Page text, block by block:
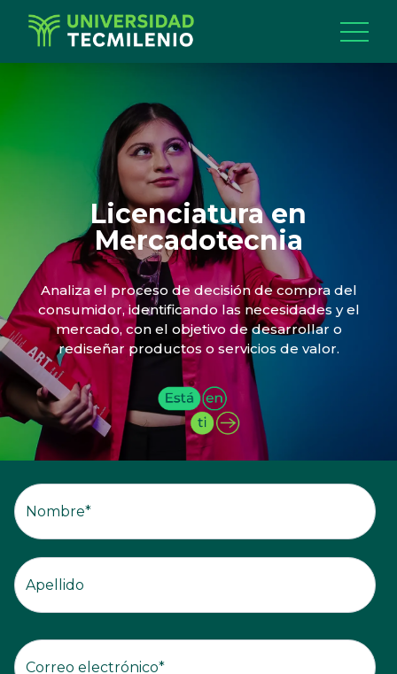
Licenciatura en
Mercadotecnia
Analiza el proceso de decisión de compra del
consumidor, identificando las necesidades y el
mercado, con el objetivo de desarrollar o
rediseñar productos o servicios de valor.